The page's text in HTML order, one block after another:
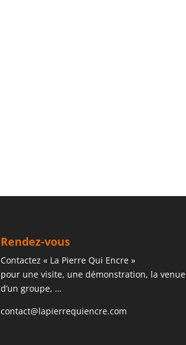
Rendez-vous
Contactez « La Pierre Qui Encre »
pour une visite, une démonstration, la venue
d’un groupe, …
contact@lapierrequiencre.com